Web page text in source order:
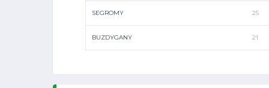
SEGROMY 25
BUZDYGANY 21